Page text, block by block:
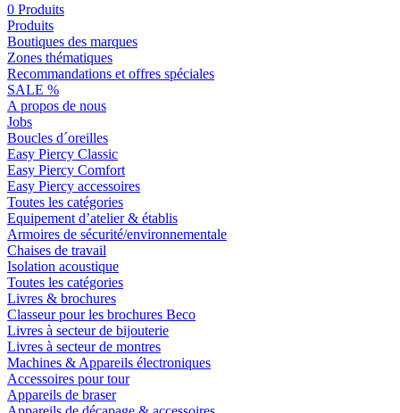
0 Produits
Produits
Boutiques des marques
Zones thématiques
Recommandations et offres spéciales
SALE %
A propos de nous
Jobs
Boucles d´oreilles
Easy Piercy Classic
Easy Piercy Comfort
Easy Piercy accessoires
Toutes les catégories
Equipement d’atelier & établis
Armoires de sécurité/environnementale
Chaises de travail
Isolation acoustique
Toutes les catégories
Livres & brochures
Classeur pour les brochures Beco
Livres à secteur de bijouterie
Livres à secteur de montres
Machines & Appareils électroniques
Accessoires pour tour
Appareils de braser